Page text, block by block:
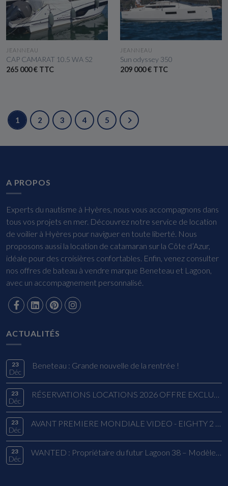
VOIR LE BATEAU
JEANNEAU
CAP CAMARAT 10.5 WA S2
265 000 € TTC
VOIR LE BATEAU
JEANNEAU
Sun odyssey 350
209 000 € TTC
1 2 3 4 5
A PROPOS
Experts du nautisme à Hyères, nous vous accompagnons dans
tous vos projets en mer. Découvrez notre service de location
de voilier à Hyères pour naviguer en toute liberté. Nous
proposons aussi la location de catamaran sur la Côte d’Azur,
idéale pour des croisières confortables. Enfin, venez consulter
nos offres de bateau à vendre marque Beneteau et Lagoon,
avec un accompagnement personnalisé.
ACTUALITÉS
23
Déc
Beneteau : Grande nouvelle de la rentrée !
23
Déc
RÉSERVATIONS LOCATIONS 2026 OFFRE EXCLUSIVE
23
Déc
AVANT PREMIERE MONDIALE VIDEO - EIGHTY 2 LAGOON
23
Déc
WANTED : Propriétaire du futur Lagoon 38 – Modèle 2026